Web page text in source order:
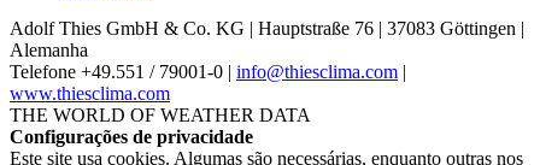
Adolf Thies GmbH & Co. KG | Hauptstraße 76 | 37083 Göttingen |
Alemanha
Telefone +49.551 /­ 79001-0 | info@thiesclima.com |
www.thiesclima.com
THE WORLD OF WEATHER DATA
Configurações de privacidade
Este site usa cookies. Algumas são necessárias, enquanto outras nos